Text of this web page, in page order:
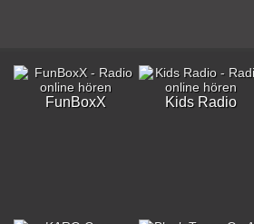
FunBoxX Kids Radio